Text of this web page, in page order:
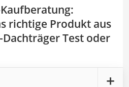
:
richtige Produkt aus
Test oder